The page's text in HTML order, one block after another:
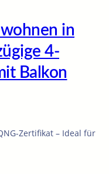
in
4-
Balkon
Zertifikat – Ideal für